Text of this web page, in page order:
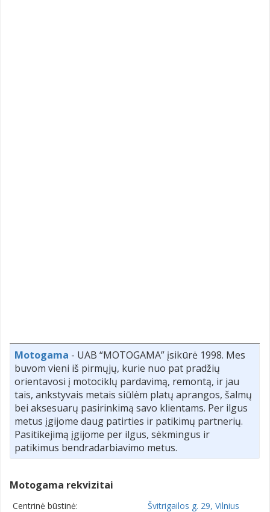
Motogama - UAB “MOTOGAMA” įsikūrė 1998. Mes
buvom vieni iš pirmųjų, kurie nuo pat pradžių
orientavosi į motociklų pardavimą, remontą, ir jau
tais, ankstyvais metais siūlėm platų aprangos, šalmų
bei aksesuarų pasirinkimą savo klientams. Per ilgus
metus įgijome daug patirties ir patikimų partnerių.
Pasitikejimą įgijome per ilgus, sėkmingus ir
patikimus bendradarbiavimo metus.
Motogama rekvizitai
Centrinė būstinė:
Švitrigailos g. 29, Vilnius